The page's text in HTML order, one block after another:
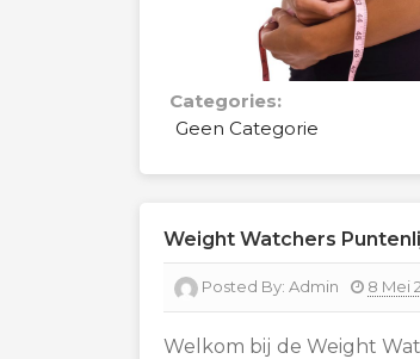
Categories:
Geen Categorie
Weight Watchers
Posted By: Admin 8 Mei
Welkom bij de Weight